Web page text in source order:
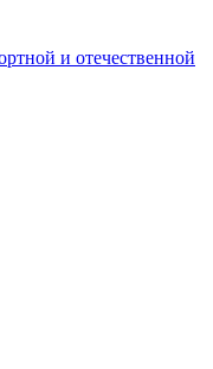
и отечественной